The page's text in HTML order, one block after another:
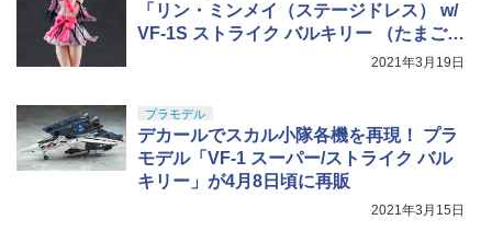
「リン・ミンメイ（ステージドレス） w/
VF-1S ストライク バルキリー （たまごひ
2021年3月19日
プラモデル
デカールでスカル小隊各機を再現！ プラ
モデル「VF-1 スーパー/ストライク バル
キリー」が4月8日頃に再販
2021年3月15日